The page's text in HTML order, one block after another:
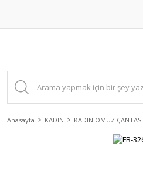
Anasayfa KADIN KADIN OMUZ ÇANTASI